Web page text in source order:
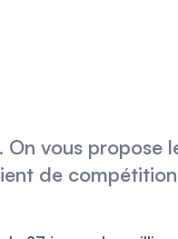
vous propose
de